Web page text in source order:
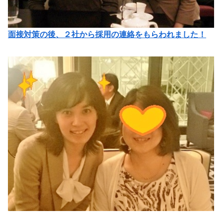
面接対策の後、２社から採用の連絡をもらわれました！